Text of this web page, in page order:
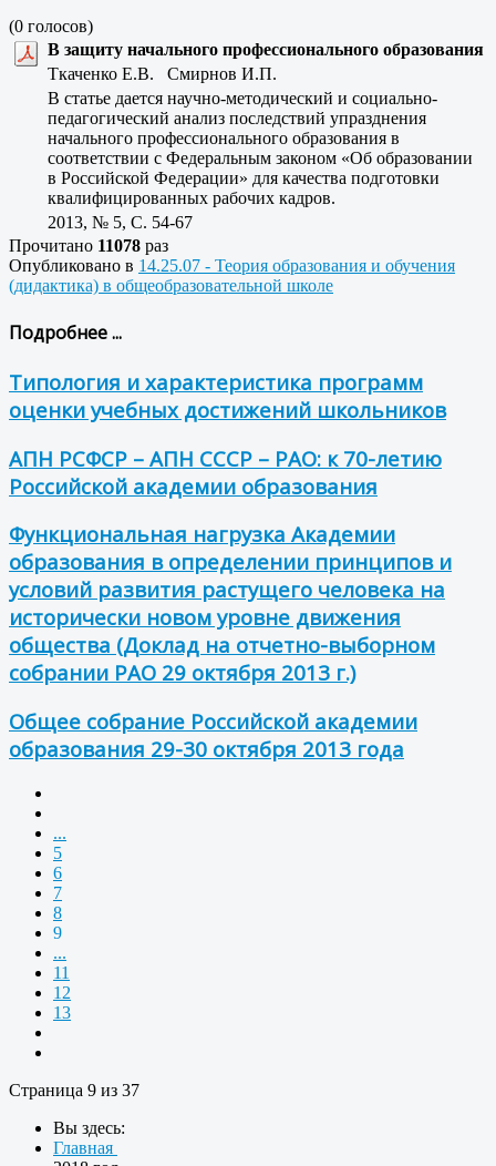
(0 голосов)
В защиту начального профессионального образования
Ткаченко Е.В. Смирнов И.П.
В статье дается научно-методический и социально-
педагогический анализ последствий упразднения
начального профессионального образования в
соответствии с Федеральным законом «Об образовании
в Российской Федерации» для качества подготовки
квалифицированных рабочих кадров.
2013, № 5, C. 54-67
Прочитано 11078 раз
Опубликовано в 14.25.07 - Теория образования и обучения
(дидактика) в общеобразовательной школе
Подробнее ...
Типология и характеристика программ
оценки учебных достижений школьников
АПН РСФСР – АПН СССР – РАО: к 70-летию
Российской академии образования
Функциональная нагрузка Академии
образования в определении принципов и
условий развития растущего человека на
исторически новом уровне движения
общества (Доклад на отчетно-выборном
собрании РАО 29 октября 2013 г.)
Общее собрание Российской академии
образования 29-30 октября 2013 года
...
5
6
7
8
9
...
11
12
13
Страница 9 из 37
Вы здесь:
Главная